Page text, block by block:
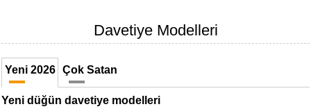
Davetiye Modelleri
Yeni 2026 Çok Satan
Yeni düğün davetiye modelleri